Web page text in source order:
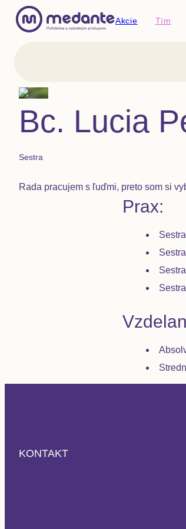
Akcie Tím
Bc. Lucia
Sestra
Rada pracujem s ľuďmi, preto som si
Prax:
KONTAKT